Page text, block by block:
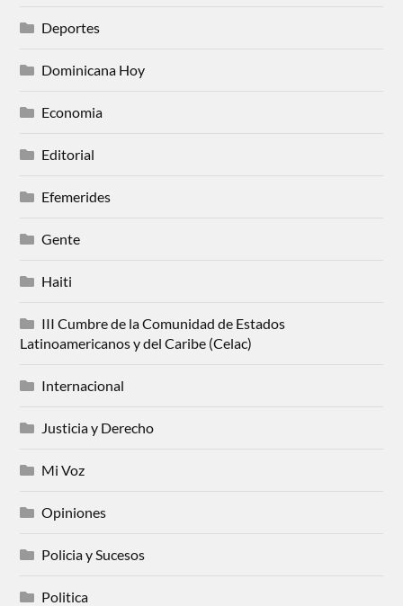
Deportes
Dominicana Hoy
Economia
Editorial
Efemerides
Gente
Haiti
III Cumbre de la Comunidad de Estados
Latinoamericanos y del Caribe (Celac)
Internacional
Justicia y Derecho
Mi Voz
Opiniones
Policia y Sucesos
Politica